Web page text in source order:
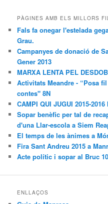
PÀGINES AMB ELS MILLORS
Fals fa onegar l'estelada
Grau.
Campanyes de donació de
Gener 2013
MARXA LENTA PEL
Activitats Meandre - “Posa
contes" 8N
CAMPI QUI JUGUI 2015-
Sopar benèfic per tal de
d'una Llar-escola a Siem
El temps de les ànimes a
Fira Sant Andreu 2015 a
Acte polític i sopar al Bruc
ENLLAÇOS